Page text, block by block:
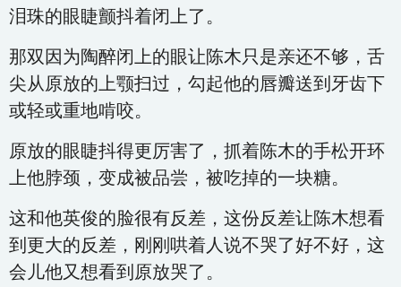
泪珠的眼睫颤抖着闭上了。
那双因为陶醉闭上的眼让陈木只是亲还不够，舌
尖从原放的上颚扫过，勾起他的唇瓣送到牙齿下
或轻或重地啃咬。
原放的眼睫抖得更厉害了，抓着陈木的手松开环
上他脖颈，变成被品尝，被吃掉的一块糖。
这和他英俊的脸很有反差，这份反差让陈木想看
到更大的反差，刚刚哄着人说不哭了好不好，这
会儿他又想看到原放哭了。